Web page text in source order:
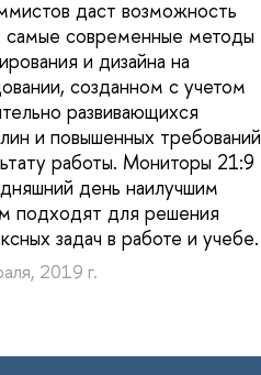
даст возможность
самые современные методы
и дизайна на
созданном с учетом
развивающихся
и повышенных требований
работы. Мониторы 21:9
день наилучшим
подходят для решения
задач в работе и учебе.
2019 г.